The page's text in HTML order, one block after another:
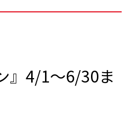
』4/1～6/30ま